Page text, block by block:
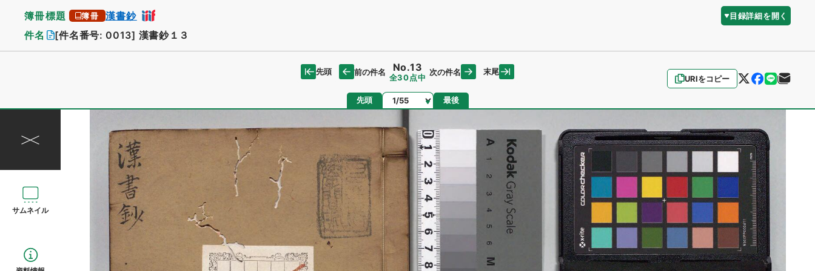
簿冊標題 簿冊 漢書鈔 目録詳細を開く
件名 [件名番号: 0013] 漢書鈔１３
URIをコピー
先頭 前の件名 No.13
全30点中
次の件名 末尾
先頭 ページ 最後
サムネイル